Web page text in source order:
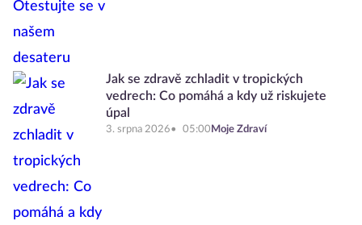
Jak se zdravě zchladit v tropických
vedrech: Co pomáhá a kdy už riskujete
úpal
3. srpna 2026 05:00 Moje Zdraví